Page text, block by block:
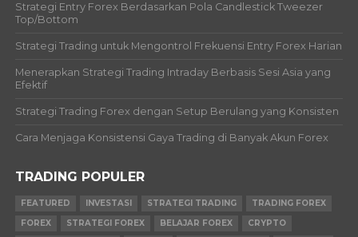
Strategi Entry Forex Berdasarkan Pola Candlestick Tweezer
Top/Bottom
Strategi Trading untuk Mengontrol Frekuensi Entry Forex Harian
Menerapkan Strategi Trading Intraday Berbasis Sesi Asia yang
Efektif
Strategi Trading Forex dengan Setup Berulang yang Konsisten
Cara Menjaga Konsistensi Gaya Trading di Banyak Akun Forex
TRADING POPULER
FEATURED INVESTASI STRATEGI TRADING
TRADING FOREX
FOREX
STRATEGI FOREX BELAJAR FOREX
CRYPTO